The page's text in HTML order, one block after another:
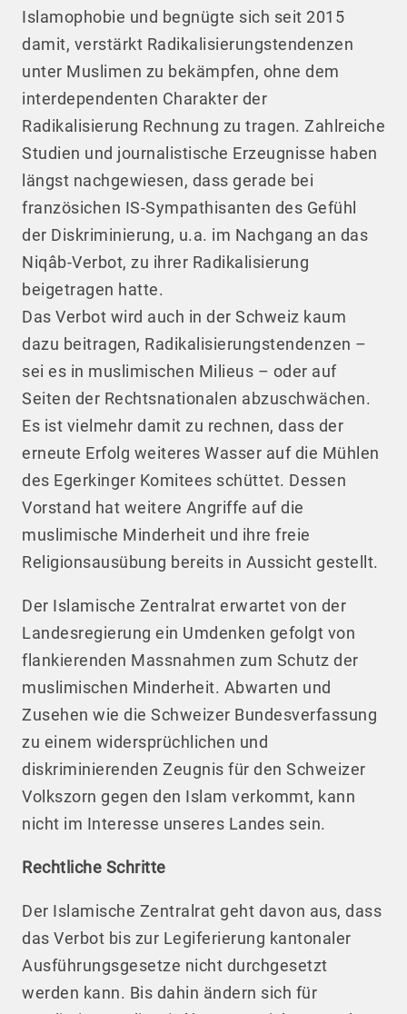
Islamophobie und begnügte sich seit 2015
damit, verstärkt Radikalisierungstendenzen
unter Muslimen zu bekämpfen, ohne dem
interdependenten Charakter der
Radikalisierung Rechnung zu tragen. Zahlreiche
Studien und journalistische Erzeugnisse haben
längst nachgewiesen, dass gerade bei
französichen IS-Sympathisanten des Gefühl
der Diskriminierung, u.a. im Nachgang an das
Niqâb-Verbot, zu ihrer Radikalisierung
beigetragen hatte.
Das Verbot wird auch in der Schweiz kaum
dazu beitragen, Radikalisierungstendenzen –
sei es in muslimischen Milieus – oder auf
Seiten der Rechtsnationalen abzuschwächen.
Es ist vielmehr damit zu rechnen, dass der
erneute Erfolg weiteres Wasser auf die Mühlen
des Egerkinger Komitees schüttet. Dessen
Vorstand hat weitere Angriffe auf die
muslimische Minderheit und ihre freie
Religionsausübung bereits in Aussicht gestellt.
Der Islamische Zentralrat erwartet von der
Landesregierung ein Umdenken gefolgt von
flankierenden Massnahmen zum Schutz der
muslimischen Minderheit. Abwarten und
Zusehen wie die Schweizer Bundesverfassung
zu einem widersprüchlichen und
diskriminierenden Zeugnis für den Schweizer
Volkszorn gegen den Islam verkommt, kann
nicht im Interesse unseres Landes sein.
Rechtliche Schritte
Der Islamische Zentralrat geht davon aus, dass
das Verbot bis zur Legiferierung kantonaler
Ausführungsgesetze nicht durchgesetzt
werden kann. Bis dahin ändern sich für